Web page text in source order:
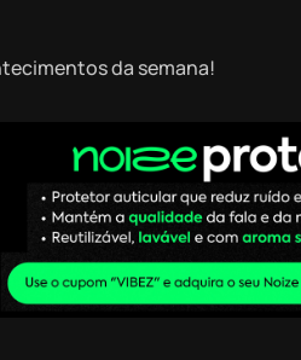
da semana!